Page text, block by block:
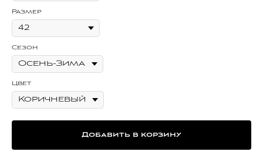
Размер
Сезон
Цвет
Добавить в корзину